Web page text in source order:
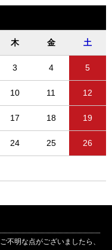
木 金 土
3 4 5
10 11 12
17 18 19
24 25 26
不明な点がございましたら、